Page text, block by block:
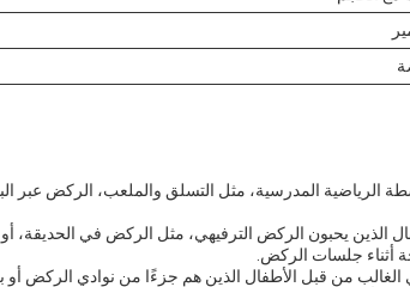
الرياضية المدرسية، مثل التسلق والملعب، الركض عبر
الذين يحبون الركض الترفيهي، مثل الركض في الحديقة،
أثناء جلسات الركض.
من قبل الأطفال الذين هم جزءًا من نوادي الركض أو